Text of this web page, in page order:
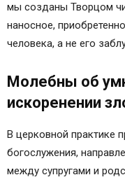
мы созданы Творцом
наносное,
человека, а не его
Молебны об
искоренении
В церковной практике
богослужения,
между супругами и